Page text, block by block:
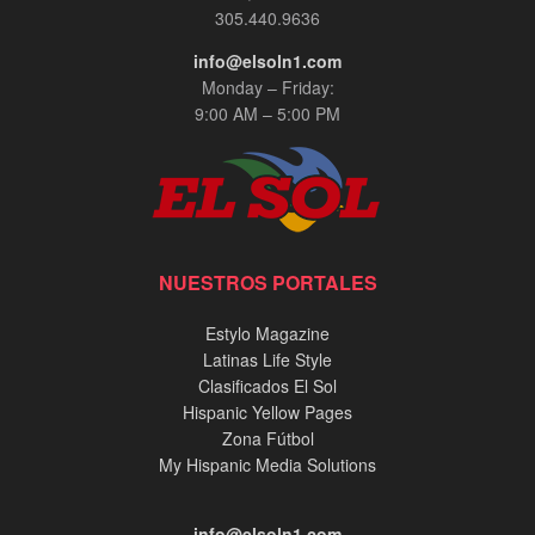
305.440.9636
info@elsoln1.com
Monday – Friday:
9:00 AM – 5:00 PM
NUESTROS PORTALES
Estylo Magazine
Latinas Life Style
Clasificados El Sol
Hispanic Yellow Pages
Zona Fútbol
My Hispanic Media Solutions